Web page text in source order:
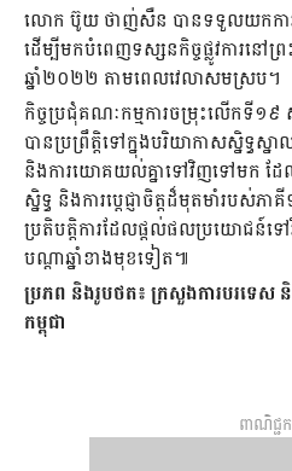
លោក ប៊ូយ ថាញ់សឺន បានទទួលយកកា
ដើម្បីមកបំពេញទស្សនកិច្ចផ្លូវការនៅព្រ
ឆ្នាំ២០២២ តាមពេលវេលាសមស្រប។
កិច្ចប្រជុំគណៈកម្មការចម្រុះលើកទី១៩ ស្
បានប្រព្រឹត្តិទៅក្នុងបរិយាកាសស្និទ្ធស្ន
និងការយោគយល់គ្នាទៅវិញទៅមក ដែ
ស្និទ្ធ និងការប្តេជ្ញាចិត្តដ៏មុតមាំរបស់ភ
ប្រតិបត្តិការដែលផ្តល់ផលប្រយោជន៍ទៅ
បណ្តាឆ្នាំខាងមុខទៀត៕
ប្រភព និងរូបថត៖ ក្រសួងការបរទេស និ
កម្ពុជា
ពាណិជ្ជក